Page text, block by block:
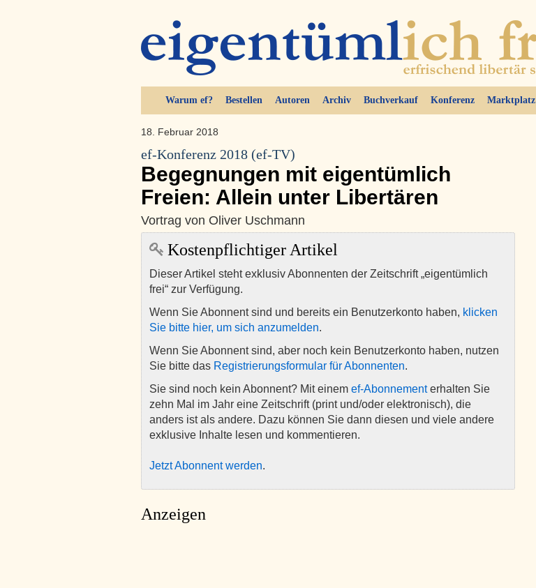
Warum ef? Bestellen Autoren Archiv Buchverkauf Konferenz Marktplatz
18. Februar 2018
ef-Konferenz 2018 (ef-TV)
Begegnungen mit eigentümlich
Freien: Allein unter Libertären
Vortrag von Oliver Uschmann
Kostenpflichtiger Artikel
Dieser Artikel steht exklusiv Abonnenten der Zeitschrift „eigentümlich
frei“ zur Verfügung.
Wenn Sie Abonnent sind und bereits ein Benutzerkonto haben, klicken
Sie bitte hier, um sich anzumelden.
Wenn Sie Abonnent sind, aber noch kein Benutzerkonto haben, nutzen
Sie bitte das Registrierungsformular für Abonnenten.
Sie sind noch kein Abonnent? Mit einem ef-Abonnementerhalten Sie
zehn Mal im Jahr eine Zeitschrift (print und/oder elektronisch), die
anders ist als andere. Dazu können Sie dann diesen und viele andere
exklusive Inhalte lesen und kommentieren.
Jetzt Abonnent werden.
Anzeigen